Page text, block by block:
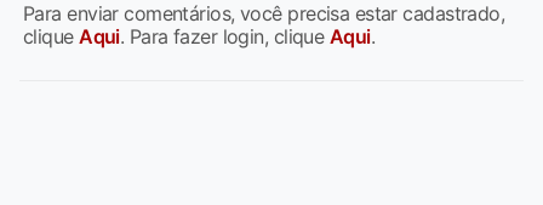
Para enviar comentários, você precisa estar cadastrado,
cliqueAqui. Para fazer login, clique Aqui.